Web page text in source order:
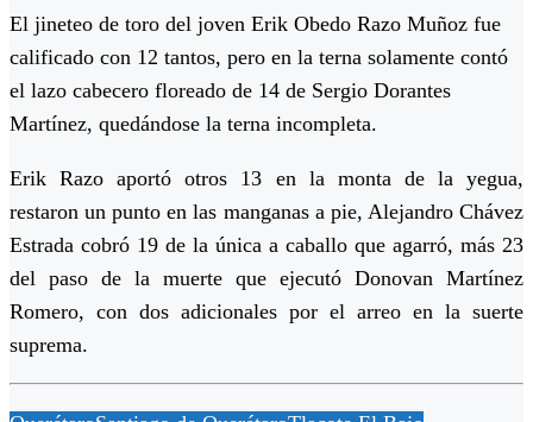
El jineteo de toro del joven Erik Obedo Razo Muñoz fue
calificado con 12 tantos, pero en la terna solamente contó
el lazo cabecero floreado de 14 de Sergio Dorantes
Martínez, quedándose la terna incompleta.
Erik Razo aportó otros 13 en la monta de la yegua,
restaron un punto en las manganas a pie, Alejandro Chávez
Estrada cobró 19 de la única a caballo que agarró, más 23
del paso de la muerte que ejecutó Donovan Martínez
Romero, con dos adicionales por el arreo en la suerte
suprema.